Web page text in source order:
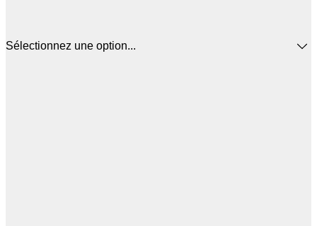
Sélectionnez une option...